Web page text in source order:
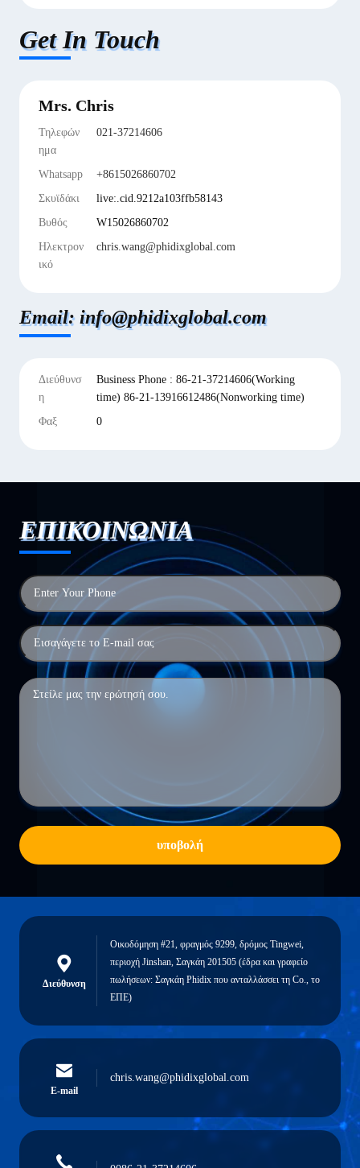
Get In Touch
Mrs. Chris
Τηλεφών
ημα
021-37214606
Whatsapp
+8615026860702
Σκυϊδάκι
live:.cid.9212a103ffb58143
Βυθός
W15026860702
Ηλεκτρον
ικό
chris.wang@phidixglobal.com
Email: info@phidixglobal.com
Διεύθυνσ
η
Business Phone : 86-21-37214606(Working
time) 86-21-13916612486(Nonworking time)
Φαξ
0
ΕΠΙΚΟΙΝΩΝΙΑ
υποβολή
Διεύθυνση
Οικοδόμηση #21, φραγμός 9299, δρόμος Tingwei,
περιοχή Jinshan, Σαγκάη 201505 (έδρα και γραφείο
πωλήσεων: Σαγκάη Phidix που ανταλλάσσει τη Co., το
ΕΠΕ)
E-mail
chris.wang@phidixglobal.com